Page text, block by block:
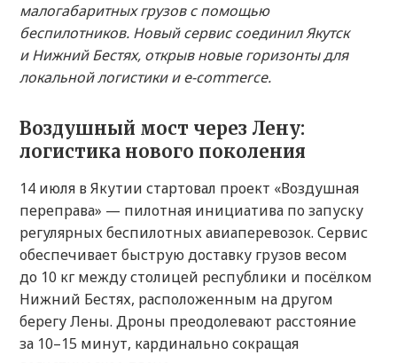
малогабаритных грузов с помощью
беспилотников. Новый сервис соединил Якутск
и Нижний Бестях, открыв новые горизонты для
локальной логистики и e-commerce.
Воздушный мост через Лену:
логистика нового поколения
14 июля в Якутии стартовал проект «Воздушная
переправа» — пилотная инициатива по запуску
регулярных беспилотных авиаперевозок. Сервис
обеспечивает быструю доставку грузов весом
до 10 кг между столицей республики и посёлком
Нижний Бестях, расположенным на другом
берегу Лены. Дроны преодолевают расстояние
за 10–15 минут, кардинально сокращая